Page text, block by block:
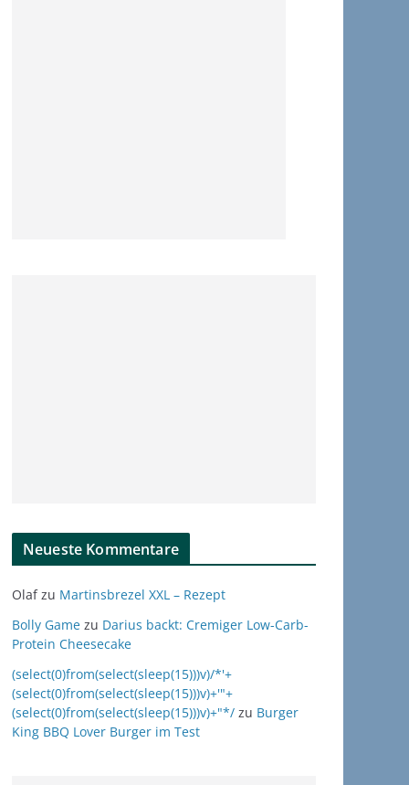
Neueste Kommentare
Olafzu Martinsbrezel XXL – Rezept
Bolly Game zu Darius backt: Cremiger Low-Carb-
Protein Cheesecake
(select(0)from(select(sleep(15)))v)/*'+
(select(0)from(select(sleep(15)))v)+'"+
(select(0)from(select(sleep(15)))v)+"*/ zu Burger
King BBQ Lover Burger im Test